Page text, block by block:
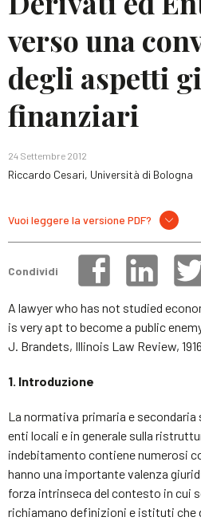
verso una
degli aspetti
finanziari
24 Settembre 2012
Riccardo Cesari, Università di Bologna
Vuoi leggere la versione PDF?
Condividi
A lawyer who has not studied
is very apt to become a public
J. Brandets, Illinois Law Review, 1916
1. Introduzione
La normativa primaria e secondaria
enti locali e in generale sulla
indebitamento contiene numerosi
hanno una importante valenza
forza intrinseca del contesto in cui
richiamano definizioni e istituti che